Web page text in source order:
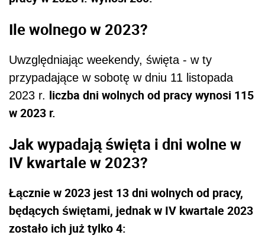
Ile wolnego w 2023?
Uwzględniając weekendy, święta - w ty
przypadające w sobotę w dniu 11 listopada
2023 r. liczba dni wolnych od pracy wynosi 115
w 2023 r.
Jak wypadają święta i dni wolne w
IV kwartale w 2023?
Łącznie w 2023 jest 13 dni wolnych od pracy,
będących świętami, jednak w IV kwartale 2023
zostało ich już tylko 4: